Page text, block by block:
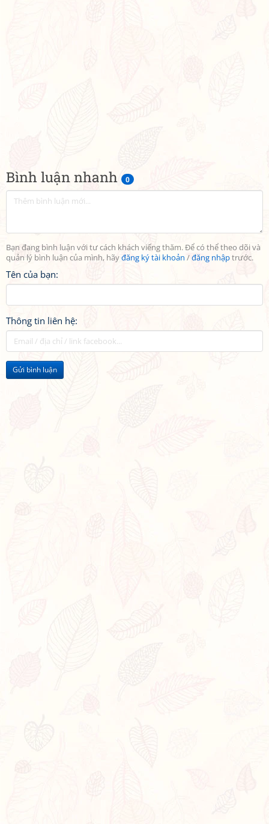
Bình luận nhanh 0
Bạn đang bình luận với tư cách khách viếng thăm. Để có thể theo dõi và
quản lý bình luận của mình, hãyđăng ký tài khoản /đăng nhậptrước.
Tên của bạn:
Thông tin liên hệ:
Gửi bình luận